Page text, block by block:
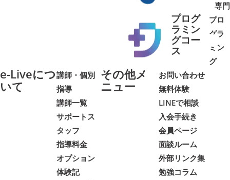
専門
プログ
ラミン
グコー
ス
プロ
グラ
ミン
グ
➜➜
e-Liveにつ
いて
講師・個別
指導
講師一覧
サポートス
タッフ
指導料金
オプション
体験記
その他メ
ニュー
お問い合わせ
無料体験
LINEで相談
入会手続き
会員ページ
面談ルーム
外部リンク集
勉強コラム